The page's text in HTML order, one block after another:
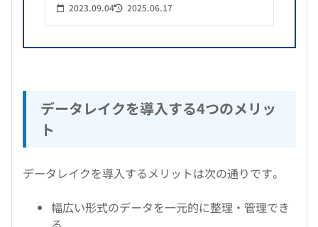
2023.09.04 2025.06.17
データレイクを導入する4つのメリッ
ト
データレイクを導入するメリットは次の通りです。
幅広い形式のデータを一元的に整理・管理でき